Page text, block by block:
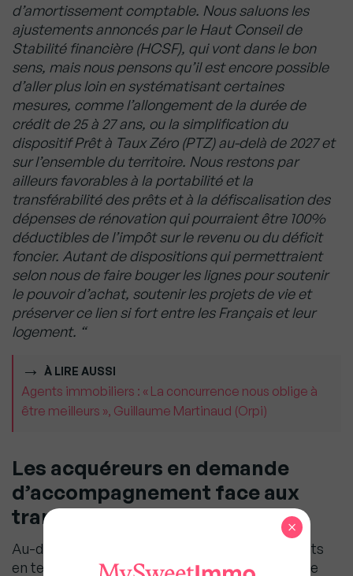
d’amortissement comptable. Nous saluons les
ajustements annoncés par le Haut Conseil de
Stabilité financière (HCSF), qui vont dans le bon
sens, mais nous pensons qu’il est encore possible
d’aller plus loin en systématisant certaines
mesures, comme l’allongement de la durée de
crédit de 25 à 27 ans, ou la simplification du
dispositif Prêt à Taux Zéro (PTZ) au-delà de 2027 et
sur l’ensemble du territoire. Nous restons par
ailleurs favorables à la portabilité et la
transférabilité des prêts et à la défiscalisation des
dépenses de rénovation qui pourraient être 100%
déductibles de l’impôt sur le revenu ou du déficit
foncier. Autant de dispositions qui permettraient
selon nous de faire bouger les lignes pour soutenir
le pouvoir d’achat, soutenir les projets de vie et
préserver ce lien si fort entre les Français et leur
logement. “
À LIRE AUSSI
Agents immobiliers : « La concurrence nous oblige à
être meilleurs », Guillaume Martinaud (Orpi)
Les acquéreurs en demande
d’accompagnement face aux
transformations du marché
Au-delà de la transaction, les attentes des clients
en termes de services et d’accompagnement se
×